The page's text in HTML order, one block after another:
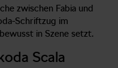
zwischen Fabia und
Schriftzug im
in Szene setzt.
Scala